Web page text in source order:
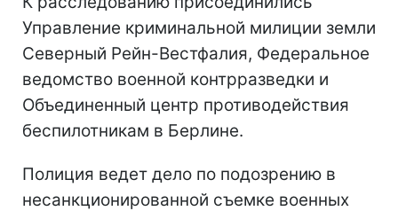
Управление криминальной милиции земли
Северный Рейн-Вестфалия, Федеральное
ведомство военной контрразведки и
Объединенный центр противодействия
беспилотникам в Берлине.
Полиция ведет дело по подозрению в
несанкционированной съемке военных